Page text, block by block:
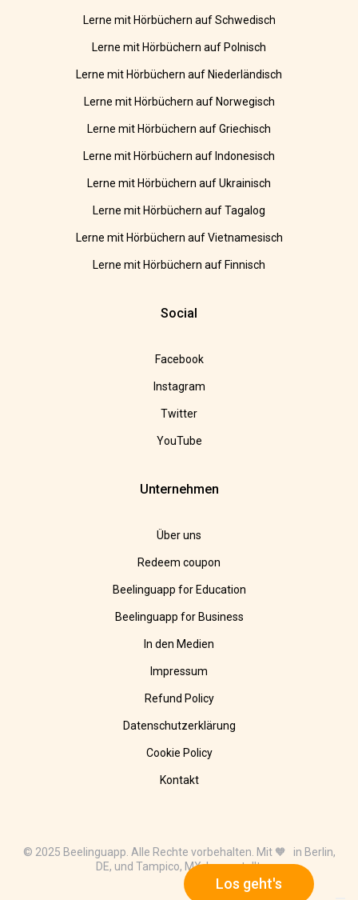
Los geht's
Lerne mit Hörbüchern auf Schwedisch
Lerne mit Hörbüchern auf Polnisch
Lerne mit Hörbüchern auf Niederländisch
Lerne mit Hörbüchern auf Norwegisch
Lerne mit Hörbüchern auf Griechisch
Lerne mit Hörbüchern auf Indonesisch
Lerne mit Hörbüchern auf Ukrainisch
Lerne mit Hörbüchern auf Tagalog
Lerne mit Hörbüchern auf Vietnamesisch
Lerne mit Hörbüchern auf Finnisch
Social
Facebook
Instagram
Twitter
YouTube
Unternehmen
Über uns
Redeem coupon
Beelinguapp for Education
Beelinguapp for Business
In den Medien
Impressum
Refund Policy
Datenschutzerklärung
Cookie Policy
Kontakt
© 2025 Beelinguapp. Alle Rechte vorbehalten. Mit 🧡 in Berlin,
DE, und Tampico, MX, hergestellt.